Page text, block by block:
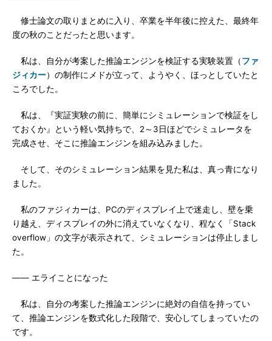
修士論文の取りまとめに入り、卒業を半年後に控えた、最終年
度の秋のことだったと思います。
私は、自分が考案した推論エンジンを検証する実験装置（ファ
ジィカー）の制作にメドが立って、ようやく、ほっとしていたと
ころでした。
私は、『実証実験の前に、簡単にシミュレーションで検証をし
ておくか』という軽い気持ちで、2～3日ほどでシミュレータを
完成させ、そこに推論エンジンを組み込みました。
そして、そのシミュレーション結果を見た私は、真っ青になり
ました。
私のファジィカーは、PCのディスプレイ上で迷走し、壁を乗
り越え、ディスプレイの外に消えていなくなり、程なく「Stack
overflow」の文字が表示されて、シミュレーションは停止しまし
た。
―― エライことになった
私は、自分の考案した推論エンジンに絶対の自信を持ってい
て、推論エンジンを数式化した段階で、安心してしまっていたの
です。